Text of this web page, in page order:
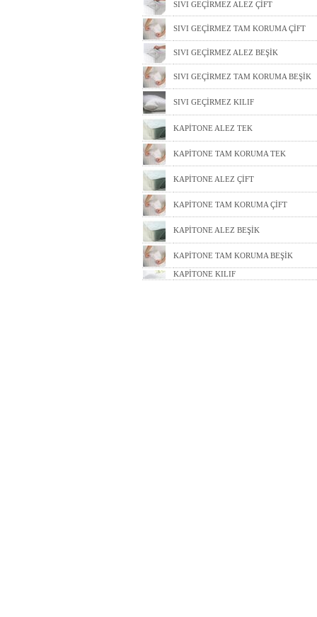
SIVI GEÇİRMEZ ALEZ ÇİFT
SIVI GEÇİRMEZ TAM KORUMA ÇİFT
SIVI GEÇİRMEZ ALEZ BEŞİK
SIVI GEÇİRMEZ TAM KORUMA BEŞİK
SIVI GEÇİRMEZ KILIF
KAPİTONE ALEZ TEK
KAPİTONE TAM KORUMA TEK
KAPİTONE ALEZ ÇİFT
KAPİTONE TAM KORUMA ÇİFT
KAPİTONE ALEZ BEŞİK
KAPİTONE TAM KORUMA BEŞİK
KAPİTONE KILIF